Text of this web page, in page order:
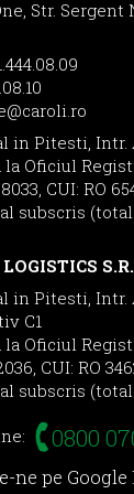
a lucra intr-
.
te
Str. Sergent
in Pitesti, Intr.
Oficiul
CUI: RO
subscris (total
in Pitesti, Intr.
C1
Oficiul
CUI: RO
subscris (total
0800
ne pe Google